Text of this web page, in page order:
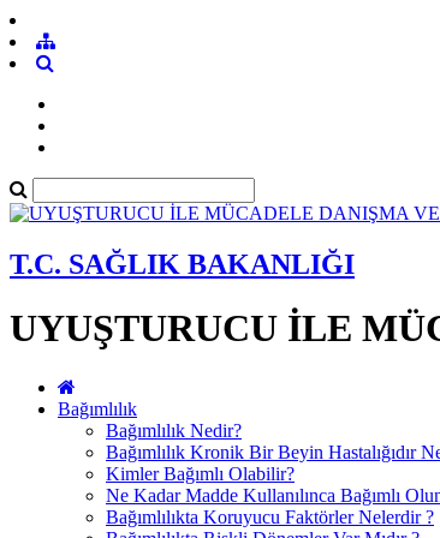
T.C. SAĞLIK BAKANLIĞI
UYUŞTURUCU İLE
Bağımlılık
Bağımlılık Nedir?
Bağımlılık Kronik Bir Beyin Hastalığıdır
Kimler Bağımlı Olabilir?
Ne Kadar Madde Kullanılınca Bağımlı
Bağımlılıkta Koruyucu Faktörler Nelerdir ?